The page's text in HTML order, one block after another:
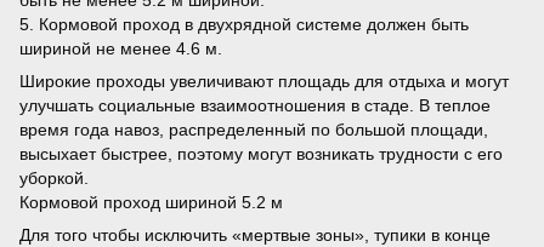
5. Кормовой проход в двухрядной системе должен быть
шириной не менее 4.6 м.
Широкие проходы увеличивают площадь для отдыха и могут
улучшать социальные взаимоотношения в стаде. В теплое
время года навоз, распределенный по большой площади,
высыхает быстрее, поэтому могут возникать трудности с его
уборкой.
Кормовой проход шириной 5.2 м
Для того чтобы исключить «мертвые зоны», тупики в конце